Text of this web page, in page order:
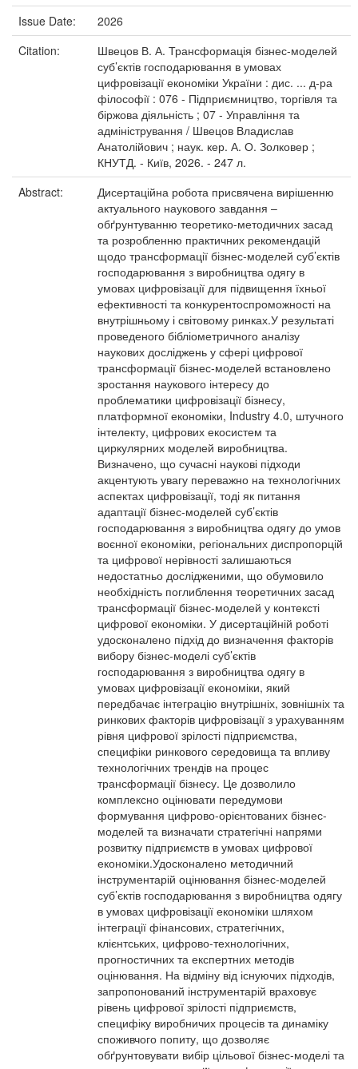
Issue Date:
2026
Citation:
Швецов В. А. Трансформація бізнес-моделей
суб’єктів господарювання в умовах
цифровізації економіки України : дис. ... д-ра
філософії : 076 - Підприємництво, торгівля та
біржова діяльність ; 07 - Управління та
адміністрування / Швецов Владислав
Анатолійович ; наук. кер. А. О. Золковер ;
КНУТД. - Київ, 2026. - 247 л.
Abstract:
Дисертаційна робота присвячена вирішенню
актуального наукового завдання –
обґрунтуванню теоретико-методичних засад
та розробленню практичних рекомендацій
щодо трансформації бізнес-моделей суб’єктів
господарювання з виробництва одягу в
умовах цифровізації для підвищення їхньої
ефективності та конкурентоспроможності на
внутрішньому і світовому ринках.У результаті
проведеного бібліометричного аналізу
наукових досліджень у сфері цифрової
трансформації бізнес-моделей встановлено
зростання наукового інтересу до
проблематики цифровізації бізнесу,
платформної економіки, Industry 4.0, штучного
інтелекту, цифрових екосистем та
циркулярних моделей виробництва.
Визначено, що сучасні наукові підходи
акцентують увагу переважно на технологічних
аспектах цифровізації, тоді як питання
адаптації бізнес-моделей суб’єктів
господарювання з виробництва одягу до умов
воєнної економіки, регіональних диспропорцій
та цифрової нерівності залишаються
недостатньо дослідженими, що обумовило
необхідність поглиблення теоретичних засад
трансформації бізнес-моделей у контексті
цифрової економіки. У дисертаційній роботі
удосконалено підхід до визначення факторів
вибору бізнес-моделі суб’єктів
господарювання з виробництва одягу в
умовах цифровізації економіки, який
передбачає інтеграцію внутрішніх, зовнішніх та
ринкових факторів цифровізації з урахуванням
рівня цифрової зрілості підприємства,
специфіки ринкового середовища та впливу
технологічних трендів на процес
трансформації бізнесу. Це дозволило
комплексно оцінювати передумови
формування цифрово-орієнтованих бізнес-
моделей та визначати стратегічні напрями
розвитку підприємств в умовах цифрової
економіки.Удосконалено методичний
інструментарій оцінювання бізнес-моделей
суб’єктів господарювання з виробництва одягу
в умовах цифровізації економіки шляхом
інтеграції фінансових, стратегічних,
клієнтських, цифрово-технологічних,
прогностичних та експертних методів
оцінювання. На відміну від існуючих підходів,
запропонований інструментарій враховує
рівень цифрової зрілості підприємств,
специфіку виробничих процесів та динаміку
споживчого попиту, що дозволяє
обґрунтовувати вибір цільової бізнес-моделі та